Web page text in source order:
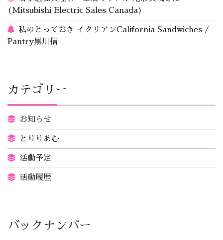
(Mitsubishi Electric Sales Canada)
私のとっておき イタリアンCalifornia Sandwiches /
Pantry黒川信
カテゴリー
お知らせ
とりりあむ
活動予定
活動履歴
バックナンバー